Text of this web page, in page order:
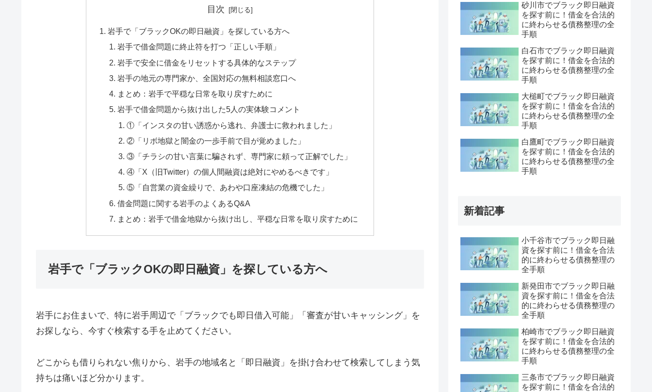
目次
岩手で「ブラックOKの即日融資」を探している方へ
岩手で借金問題に終止符を打つ「正しい手順」
岩手で安全に借金をリセットする具体的なステップ
岩手の地元の専門家か、全国対応の無料相談窓口へ
まとめ：岩手で平穏な日常を取り戻すために
岩手で借金問題から抜け出した5人の実体験コメント
①「インスタの甘い誘惑から逃れ、弁護士に救われました」
②「リボ地獄と闇金の一歩手前で目が覚めました」
③「チラシの甘い言葉に騙されず、専門家に頼って正解でした」
④「X（旧Twitter）の個人間融資は絶対にやめるべきです」
⑤「自営業の資金繰りで、あわや口座凍結の危機でした」
借金問題に関する岩手のよくあるQ&A
まとめ：岩手で借金地獄から抜け出し、平穏な日常を取り戻すために
岩手で「ブラックOKの即日融資」を探している方へ
岩手にお住まいで、特に岩手周辺で「ブラックでも即日借入可能」「審査が甘いキャッシング」を
お探しなら、今すぐ検索する手を止めてください。
どこからも借りられない焦りから、岩手の地域名と「即日融資」を掛け合わせて検索してしまう気
持ちは痛いほど分かります。
砂川市でブラック即日融資
を探す前に！借金を合法的
に終わらせる債務整理の全
手順
白石市でブラック即日融資
を探す前に！借金を合法的
に終わらせる債務整理の全
手順
大槌町でブラック即日融資
を探す前に！借金を合法的
に終わらせる債務整理の全
手順
白鷹町でブラック即日融資
を探す前に！借金を合法的
に終わらせる債務整理の全
手順
新着記事
小千谷市でブラック即日融
資を探す前に！借金を合法
的に終わらせる債務整理の
全手順
新発田市でブラック即日融
資を探す前に！借金を合法
的に終わらせる債務整理の
全手順
柏崎市でブラック即日融資
を探す前に！借金を合法的
に終わらせる債務整理の全
手順
三条市でブラック即日融資
を探す前に！借金を合法的